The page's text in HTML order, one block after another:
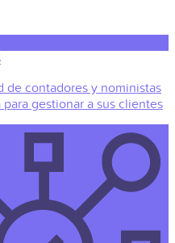
de contadores y noministas
para gestionar a sus clientes